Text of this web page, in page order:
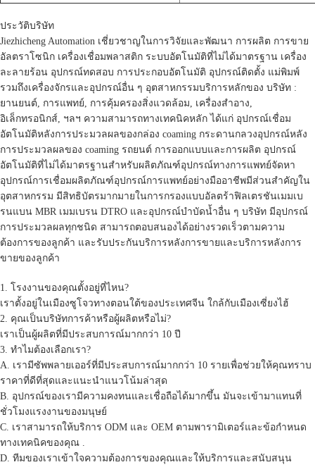
ประวัติบริษัท
Jiezhicheng Automation เชี่ยวชาญในการวิจัยและพัฒนา การผลิต การขาย
อัลตราโซนิก เครื่องเชื่อมพลาสติก ระบบอัตโนมัติที่ไม่ได้มาตรฐาน เครื่อง
ละลายร้อน อุปกรณ์ทดสอบ การประกอบอัตโนมัติ อุปกรณ์ติดตั้ง แม่พิมพ์
รวมถึงเครื่องจักรและอุปกรณ์อื่น ๆ อุตสาหกรรมบริการหลักของ บริษัท :
ยานยนต์, การแพทย์, การคุ้มครองสิ่งแวดล้อม, เครื่องสำอาง,
อิเล็กทรอนิกส์, ฯลฯ ความสามารถทางเทคนิคหลัก ได้แก่ อุปกรณ์เชื่อม
อัตโนมัติหลังการประมวลผลของกล่อง coaming กระดานกลวงอุปกรณ์หลัง
การประมวลผลของ coaming รถยนต์ การออกแบบและการผลิต อุปกรณ์
อัตโนมัติที่ไม่ได้มาตรฐานสำหรับผลิตภัณฑ์อุปกรณ์ทางการแพทย์จัดหา
อุปกรณ์การเชื่อมผลิตภัณฑ์อุปกรณ์การแพทย์อย่างมืออาชีพมีส่วนสำคัญใน
อุตสาหกรรม มีสิทธิบัตรมากมายในการกรองแบบอัลตร้าฟิลเตรชันเมมเบ
รนแบน MBR เมมเบรน DTRO และอุปกรณ์บำบัดน้ำอื่น ๆ บริษัท มีอุปกรณ์
การประมวลผลทุกชนิด สามารถตอบสนองได้อย่างรวดเร็วตามความ
ต้องการของลูกค้า และรับประกันบริการหลังการขายและบริการหลังการ
ขายของลูกค้า
1. โรงงานของคุณตั้งอยู่ที่ไหน?
เราตั้งอยู่ในเมืองซูโจวทางตอนใต้ของประเทศจีน ใกล้กับเมืองเซี่ยงไฮ้
2. คุณเป็นบริษัทการค้าหรือผู้ผลิตหรือไม่?
เราเป็นผู้ผลิตที่มีประสบการณ์มากกว่า 10 ปี
3. ทำไมต้องเลือกเรา?
A. เรามีซัพพลายเออร์ที่มีประสบการณ์มากกว่า 10 รายเพื่อช่วยให้คุณทราบ
ราคาที่ดีที่สุดและแนะนำแนวโน้มล่าสุด
B. อุปกรณ์ของเรามีความคงทนและเชื่อถือได้มากขึ้น มันจะเข้ามาแทนที่
ชั่วโมงแรงงานของมนุษย์
C. เราสามารถให้บริการ ODM และ OEM ตามพารามิเตอร์และข้อกำหนด
ทางเทคนิคของคุณ .
D. ทีมของเราเข้าใจความต้องการของคุณและให้บริการและสนับสนุน